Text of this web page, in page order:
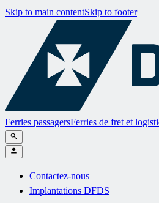
Skip to main contentSkip to footer
Ferries passagersFerries de fret et
Contactez-nous
Implantations DFDS